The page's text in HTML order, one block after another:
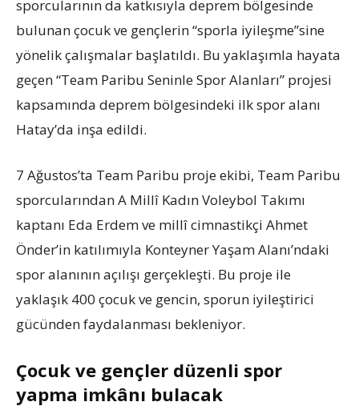
sporcularının da katkısıyla deprem bölgesinde
bulunan çocuk ve gençlerin “sporla iyileşme”sine
yönelik çalışmalar başlatıldı. Bu yaklaşımla hayata
geçen “Team Paribu Seninle Spor Alanları” projesi
kapsamında deprem bölgesindeki ilk spor alanı
Hatay’da inşa edildi.
7 Ağustos’ta Team Paribu proje ekibi, Team Paribu
sporcularından A Millî Kadın Voleybol Takımı
kaptanı Eda Erdem ve millî cimnastikçi Ahmet
Önder’in katılımıyla Konteyner Yaşam Alanı’ndaki
spor alanının açılışı gerçekleşti. Bu proje ile
yaklaşık 400 çocuk ve gencin, sporun iyileştirici
gücünden faydalanması bekleniyor.
Çocuk ve gençler düzenli spor
yapma imkânı bulacak